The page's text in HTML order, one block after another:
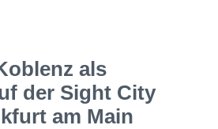
als
der Sight City
am Main